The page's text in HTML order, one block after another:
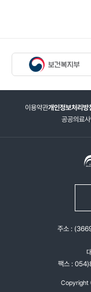
이용약관개인정보처리방
공공의료
주소 :
팩스 :
Copyright